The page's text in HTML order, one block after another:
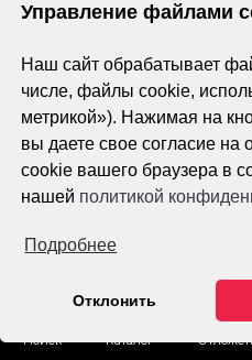
Управление файлами
Наш сайт обрабатывает
числе, файлы cookie,
метрикой»). Нажимая на
вы даете свое согласие на
cookie вашего браузера в
нашей политикой
Подробнее
Отклонить
Поиск Каталог